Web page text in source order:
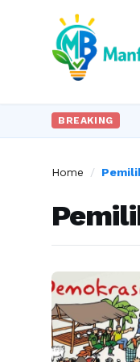
BREAKING
Home /